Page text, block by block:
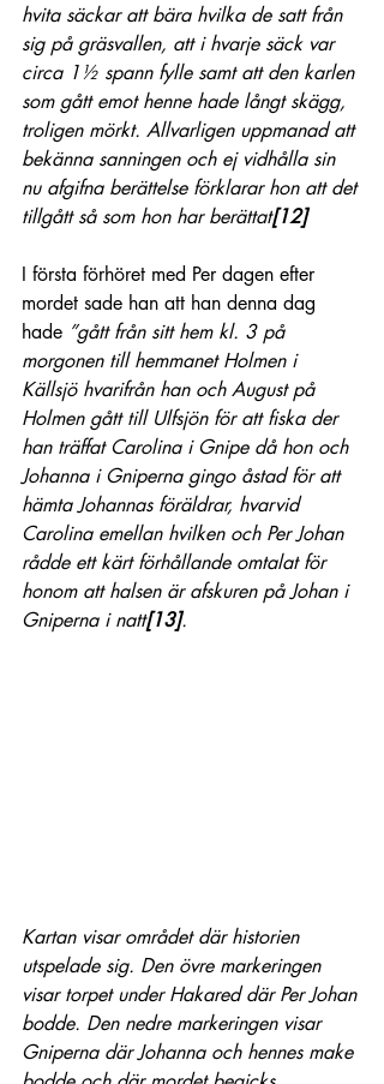
hvita säckar att bära hvilka de satt från
sig på gräsvallen, att i hvarje säck var
circa 1½ spann fylle samt att den karlen
som gått emot henne hade långt skägg,
troligen mörkt. Allvarligen uppmanad att
bekänna sanningen och ej vidhålla sin
nu afgifna berättelse förklarar hon att det
tillgått så som hon har berättat[12]
I första förhöret med Per dagen efter
mordet sade han att han denna dag
hade ”gått från sitt hem kl. 3 på
morgonen till hemmanet Holmen i
Källsjö hvarifrån han och August på
Holmen gått till Ulfsjön för att fiska der
han träffat Carolina i Gnipe då hon och
Johanna i Gniperna gingo åstad för att
hämta Johannas föräldrar, hvarvid
Carolina emellan hvilken och Per Johan
rådde ett kärt förhållande omtalat för
honom att halsen är afskuren på Johan i
Gniperna i natt[13].
Kartan visar området där historien
utspelade sig. Den övre markeringen
visar torpet under Hakared där Per Johan
bodde. Den nedre markeringen visar
Gniperna där Johanna och hennes make